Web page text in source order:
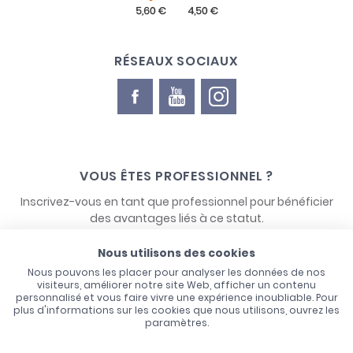
RÉSEAUX SOCIAUX
VOUS ÊTES PROFESSIONNEL ?
Inscrivez-vous en tant que professionnel pour bénéficier
des avantages liés à ce statut.
Nous utilisons des cookies
Nous pouvons les placer pour analyser les données de nos
visiteurs, améliorer notre site Web, afficher un contenu
personnalisé et vous faire vivre une expérience inoubliable. Pour
plus d'informations sur les cookies que nous utilisons, ouvrez les
paramètres.